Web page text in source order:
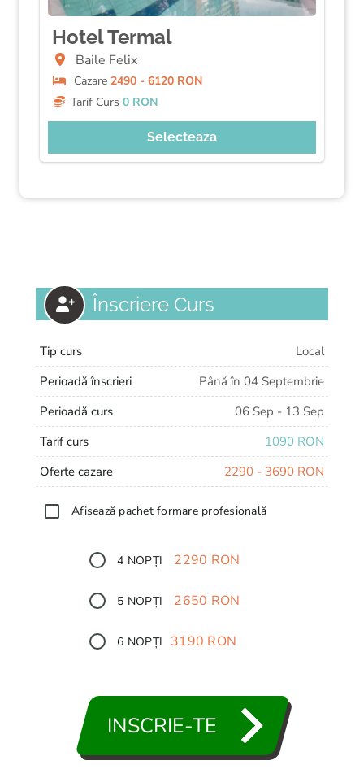
Hotel Termal
Baile Felix
Cazare 2490 - 6120 RON
Tarif Curs 0 RON
Selecteaza
Înscriere Curs
Tip curs
Local
Perioadă înscrieri
Până în 04 Septembrie
Perioadă curs
06 Sep - 13 Sep
Tarif curs
1090 RON
Oferte cazare
2290 - 3690 RON
Afisează pachet formare profesională
4 NOPȚI 2290 RON
5 NOPȚI 2650 RON
6 NOPȚI 3190 RON
Aleg oferta de cazare mai tarziu
INSCRIE-TE